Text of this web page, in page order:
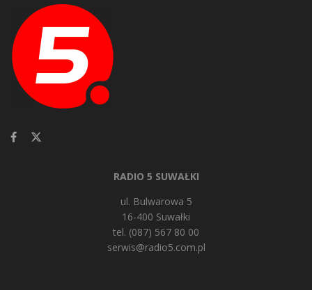
RADIO 5 SUWAŁKI
ul. Bulwarowa 5
16-400 Suwałki
tel. (087) 567 80 00
serwis@radio5.com.pl